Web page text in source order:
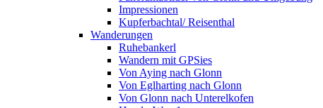
Impressionen
Kupferbachtal/ Reisenthal
Wanderungen
Ruhebankerl
Wandern mit GPSies
Von Aying nach Glonn
Von Eglharting nach Glonn
Von Glonn nach Unterelkofen